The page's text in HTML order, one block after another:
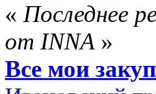
« Последнее
от INNA »
Все мои